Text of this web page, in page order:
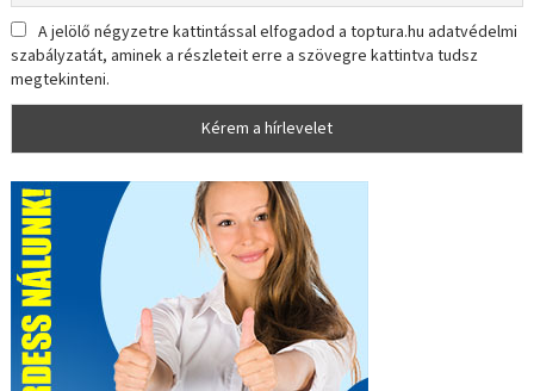
A jelölő négyzetre kattintással elfogadod a toptura.hu adatvédelmi
szabályzatát, aminek a részleteit erre a szövegre kattintva tudsz
megtekinteni.